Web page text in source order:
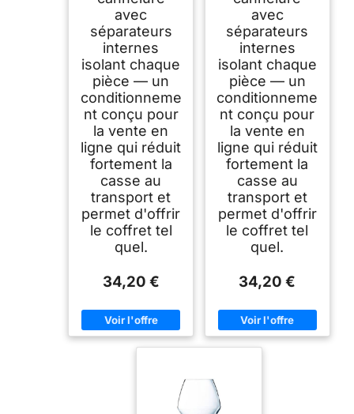
avec
séparateurs
internes
isolant chaque
pièce — un
conditionneme
nt conçu pour
la vente en
ligne qui réduit
fortement la
casse au
transport et
permet d'offrir
le coffret tel
quel.
34,20 €
avec
séparateurs
internes
isolant chaque
pièce — un
conditionneme
nt conçu pour
la vente en
ligne qui réduit
fortement la
casse au
transport et
permet d'offrir
le coffret tel
quel.
34,20 €